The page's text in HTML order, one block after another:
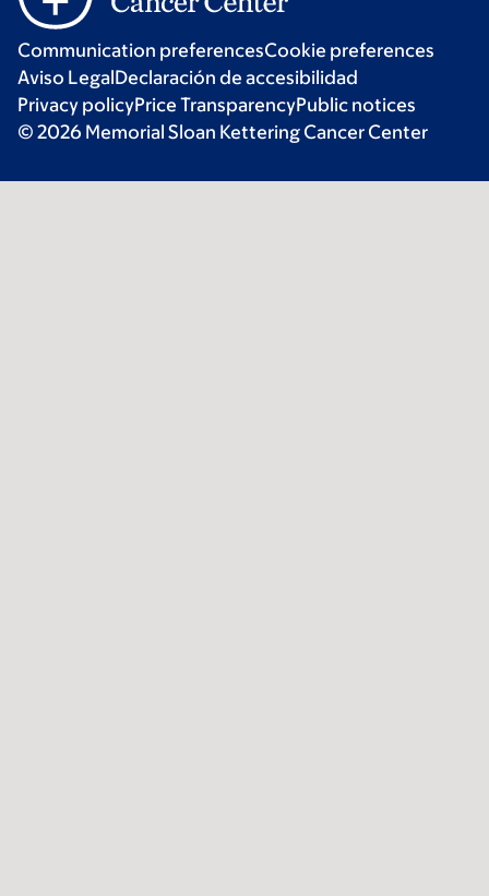
Communication preferencesCookie preferences
Aviso LegalDeclaración de accesibilidad
Privacy policyPrice TransparencyPublic notices
© 2026 Memorial Sloan Kettering Cancer Center